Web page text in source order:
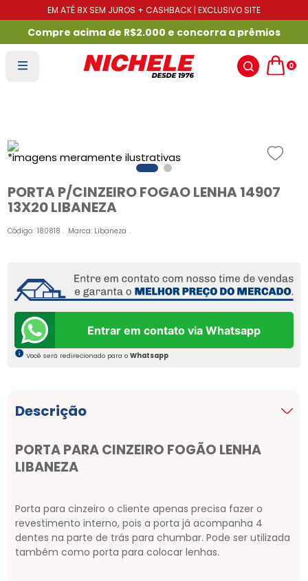
EM ATÉ 8X SEM JUROS + CASHBACK | EXCLUSIVO SITE
Compre acima de R$2.000 e concorra a prêmios
0
PORTA P/CINZEIRO FOGAO LENHA 14907
13X20 LIBANEZA
Código: 180818 Marca: Libaneza
Entrar em contato via Whatsapp
Você será redirecionado para o Whatsapp
Descrição
PORTA PARA CINZEIRO FOGÃO LENHA
LIBANEZA
Porta para cinzeiro o cliente apenas precisa fazer o
revestimento interno, pois a porta já acompanha 4
dentes na parte de trás para chumbar. Pode ser utilizada
também como porta para colocar lenhas.